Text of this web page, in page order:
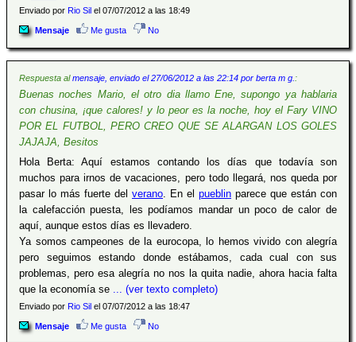
Enviado por Rio Sil el 07/07/2012 a las 18:49
Mensaje Me gusta No
Respuesta almensaje, enviado el 27/06/2012 a las 22:14 por berta m g. :
Buenas noches Mario, el otro dia llamo Ene, supongo ya hablaria
con chusina, ¡que calores! y lo peor es la noche, hoy el Fary VINO
POR EL FUTBOL, PERO CREO QUE SE ALARGAN LOS GOLES
JAJAJA, Besitos
Hola Berta: Aquí estamos contando los días que todavía son
muchos para irnos de vacaciones, pero todo llegará, nos queda por
pasar lo más fuerte del verano. En el pueblin parece que están con
la calefacción puesta, les podíamos mandar un poco de calor de
aquí, aunque estos días es llevadero.
Ya somos campeones de la eurocopa, lo hemos vivido con alegría
pero seguimos estando donde estábamos, cada cual con sus
problemas, pero esa alegría no nos la quita nadie, ahora hacia falta
que la economía se ... (ver texto completo)
Enviado por Rio Sil el 07/07/2012 a las 18:47
Mensaje Me gusta No